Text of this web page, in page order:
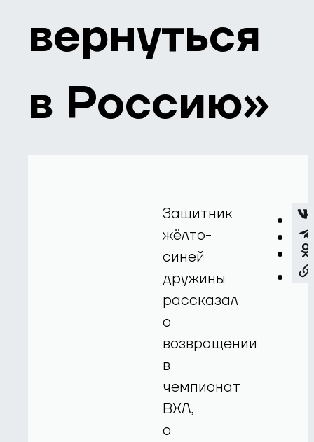
вернуться
в Россию»
Защитник
жёлто-
синей
дружины
рассказал
о
возвращении
в
чемпионат
ВХЛ,
о